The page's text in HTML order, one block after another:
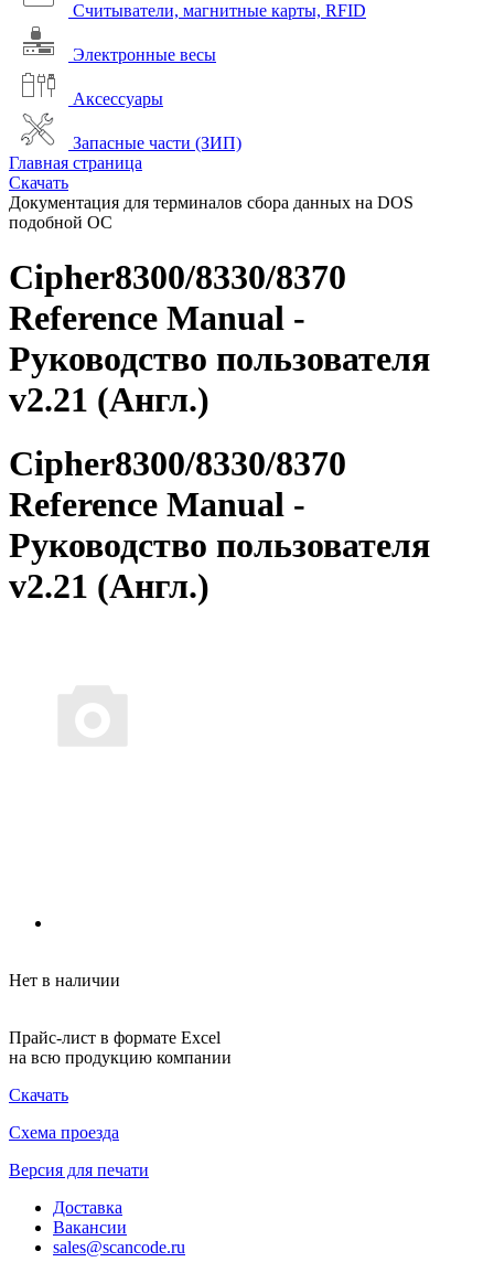
Считыватели, магнитные карты, RFID
Электронные весы
Аксессуары
Запасные части (ЗИП)
Главная страница
Скачать
Документация для терминалов сбора данных на DOS
подобной ОС
Cipher8300/8330/8370
Reference Manual -
Руководство пользователя
v2.21 (Англ.)
Cipher8300/8330/8370
Reference Manual -
Руководство пользователя
v2.21 (Англ.)
Нет в наличии
Прайс-лист в формате Excel
на всю продукцию компании
Скачать
Схема проезда
Версия для печати
Доставка
Вакансии
sales@scancode.ru